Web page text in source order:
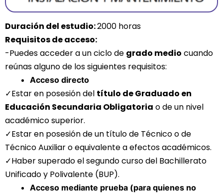
Duración del estudio:2000 horas
Requisitos de acceso:
-Puedes acceder a un ciclo de grado medio cuando
reúnas alguno de los siguientes requisitos:
Acceso directo
✓Estar en posesión del título de Graduado en
Educación Secundaria Obligatoria o de un nivel
académico superior.
✓Estar en posesión de un título de Técnico o de
Técnico Auxiliar o equivalente a efectos académicos.
✓Haber superado el segundo curso del Bachillerato
Unificado y Polivalente (BUP).
Acceso mediante prueba (para quienes no